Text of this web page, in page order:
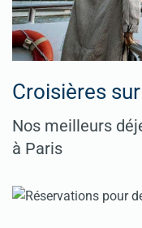
Croisières
Nos meilleurs
à Paris